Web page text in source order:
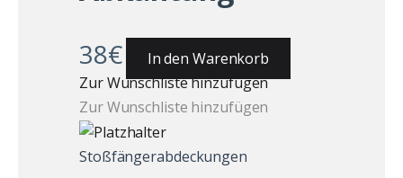
38€
In den Warenkorb
Zur Wunschliste hinzufügen
Zur Wunschliste hinzufügen
Stoßfängerabdeckungen